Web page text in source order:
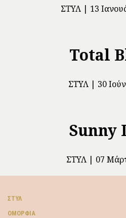
ΣΤΥΛ 13
Total
ΣΤΥΛ 30
Sunny
ΣΤΥΛ 07
ΣΤΥΛ
ΟΜΟΡΦΙΆ